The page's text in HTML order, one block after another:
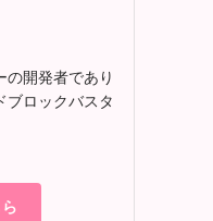
の開発者であり
ブロックバスタ